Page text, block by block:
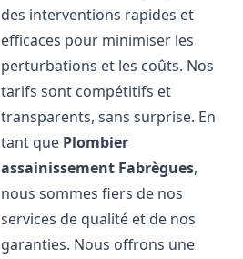
des interventions rapides et
efficaces pour minimiser les
perturbations et les coûts. Nos
tarifs sont compétitifs et
transparents, sans surprise. En
tant que Plombier
assainissement Fabrègues,
nous sommes fiers de nos
services de qualité et de nos
garanties. Nous offrons une